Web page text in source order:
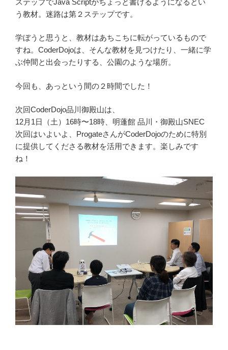
う教材。迷路は第２ステップです。
学ぼうと思うと、教材はあちこちに転がっているもので
すね。CoderDojoは、そんな教材を見つけたり、一緒に学
ぶ仲間と出会ったりする、公園のような場所。
今回も、あっという間の２時間でした！
次回CoderDojo品川御殿山は、
12月1日（土）16時〜18時、明蓬館 品川・御殿山SNEC
次回はいよいよ、ProgateさんがCoderDojoのために特別
に提供してくださる教材を活用できます。楽しみです
ね！